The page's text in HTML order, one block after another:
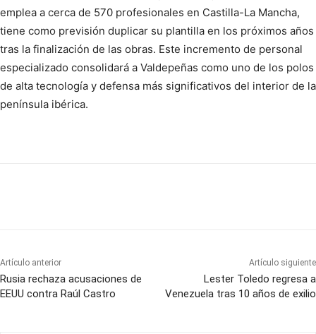
emplea a cerca de 570 profesionales en Castilla-La Mancha,
tiene como previsión duplicar su plantilla en los próximos años
tras la finalización de las obras. Este incremento de personal
especializado consolidará a Valdepeñas como uno de los polos
de alta tecnología y defensa más significativos del interior de la
península ibérica.
Artículo anterior
Rusia rechaza acusaciones de
EEUU contra Raúl Castro
Artículo siguiente
Lester Toledo regresa a
Venezuela tras 10 años de exilio